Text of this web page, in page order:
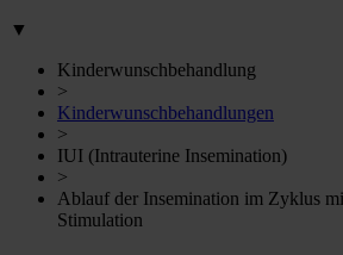
▼
Kinderwunschbehandlung
>
Kinderwunschbehandlungen
>
IUI (Intrauterine Insemination)
>
Ablauf der Insemination im Zyklus
Stimulation